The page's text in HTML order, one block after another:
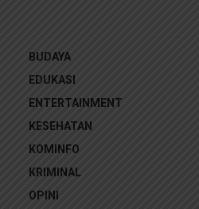
BUDAYA
EDUKASI
ENTERTAINMENT
KESEHATAN
KOMINFO
KRIMINAL
OPINI